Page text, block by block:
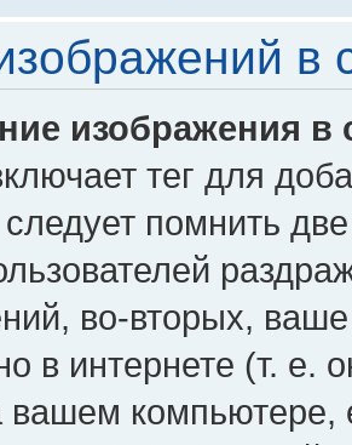
в
изображения в
тег для
помнить
во-вторых,
в интернете (т. е.
вашем компьютере,